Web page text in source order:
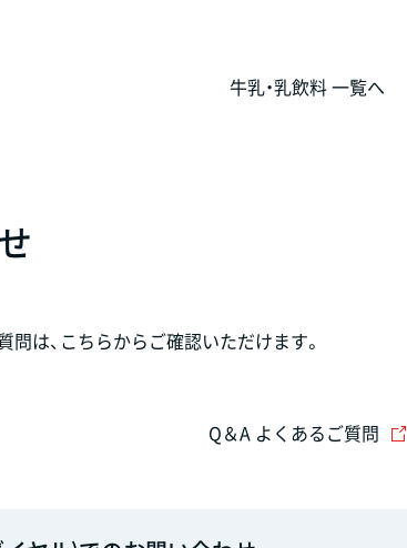
牛乳・乳飲料 一覧へ
は、こちらからご確認いただけます。
Q＆A よくあるご質問